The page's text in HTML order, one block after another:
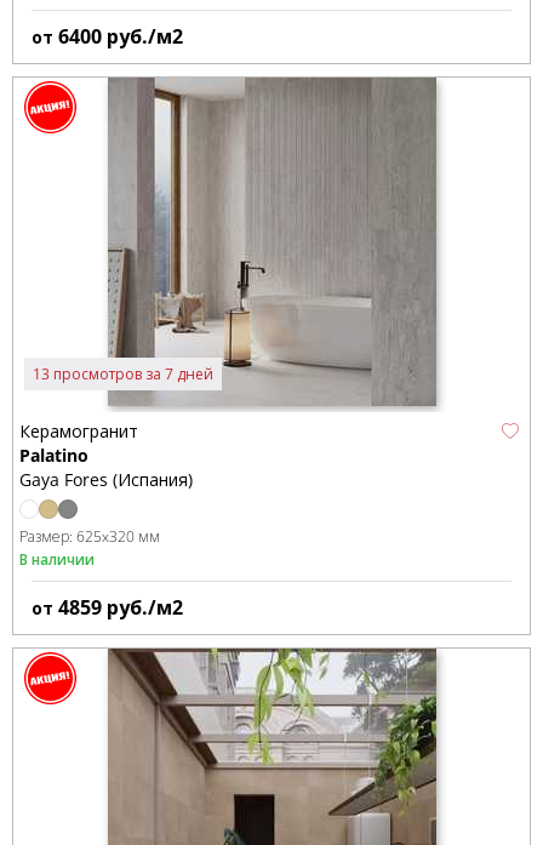
от 6400 руб./м2
13 просмотров за 7 дней
Керамогранит
Palatino
Gaya Fores (Испания)
Размер: 625x320 мм
В наличии
от 4859 руб./м2